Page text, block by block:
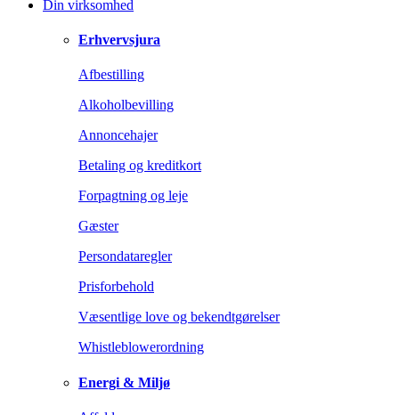
Din virksomhed
Erhvervsjura
Afbestilling
Alkoholbevilling
Annoncehajer
Betaling og kreditkort
Forpagtning og leje
Gæster
Persondataregler
Prisforbehold
Væsentlige love og bekendtgørelser
Whistleblowerordning
Energi & Miljø